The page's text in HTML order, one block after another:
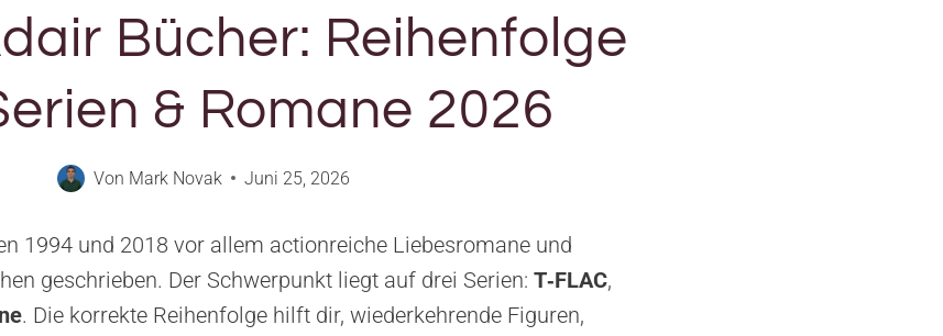
Bücher: Reihenfolge
& Romane 2026
Von Mark Novak Juni 25, 2026
1994 und 2018 vor allem actionreiche Liebesromane und
geschrieben. Der Schwerpunkt liegt auf drei Serien: T‑FLAC,
. Die korrekte Reihenfolge hilft dir, wiederkehrende Figuren,